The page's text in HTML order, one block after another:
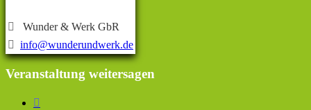

Wunder & Werk GbR
 info@wunderundwerk.de
Veranstaltung weitersagen
